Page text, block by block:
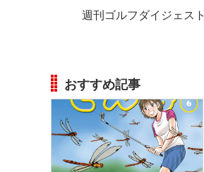
週刊ゴルフダイジェス
おすすめ記事